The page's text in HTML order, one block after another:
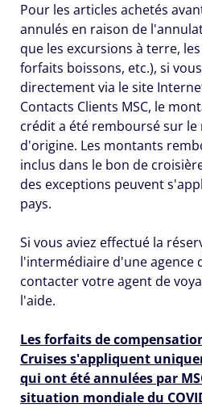
Pour les articles achetés
annulés en raison de
que les excursions à terre,
forfaits boissons, etc.), si
directement via le site
Contacts Clients MSC, le
crédit a été remboursé sur
d'origine. Les montants
inclus dans le bon de
des exceptions peuvent
pays.
Si vous aviez effectué la
l'intermédiaire d'une agence
contacter votre agent de
l'aide.
Les forfaits de
Cruises s'appliquent
qui ont été annulées par
situation mondiale du